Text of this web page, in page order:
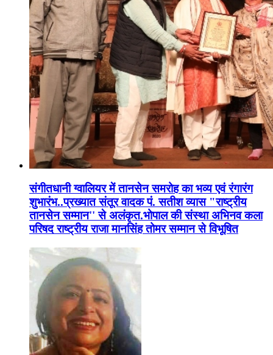
संगीतधानी ग्वालियर में तानसेन समरोह का भव्य एवं रंगारंग
शुभारंभ..प्रख्यात संतूर वादक पं. सतीश व्यास "राष्ट्रीय
तानसेन सम्मान'' से अलंकृत.भोपाल की संस्था अभिनव कला
परिषद राष्ट्रीय राजा मानसिंह तोमर सम्मान से विभूषित